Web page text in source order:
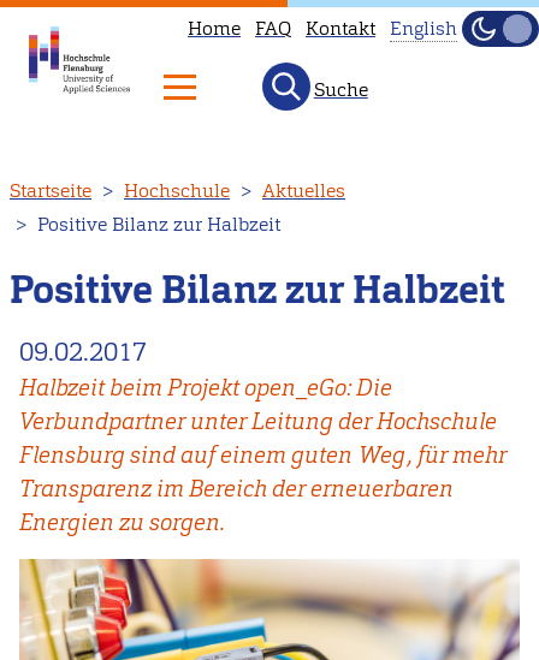
zum
Inhalt
Home FAQ Kontakt
in
English.
English
main
page
English
Hell
Suche
Startseite Hochschule
Aktuelles
Positive Bilanz zur Halbzeit
Positive Bilanz zur Halbzeit
09.02.2017
Halbzeit beim Projekt open_eGo: Die
Verbundpartner unter Leitung der Hochschule
Flensburg sind auf einem guten Weg, für mehr
Transparenz im Bereich der erneuerbaren
Energien zu sorgen.